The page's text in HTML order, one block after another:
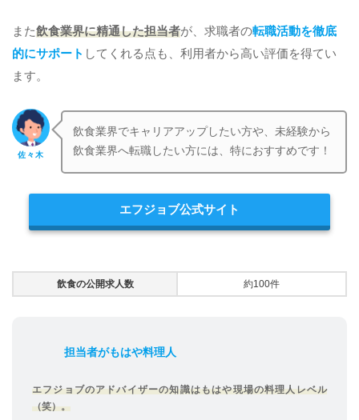
また飲食業界に精通した担当者が、求職者の転職活動を徹底
的にサポート してくれる点も、利用者から高い評価を得てい
ます。
佐々木
飲食業界でキャリアアップしたい方や、未経験から
飲食業界へ転職したい方には、特におすすめです！
エフジョブ公式サイト
飲食の公開求人数 約100件
担当者がもはや料理人
エフジョブのアドバイザーの知識はもはや現場の料理人レベル
（笑）。